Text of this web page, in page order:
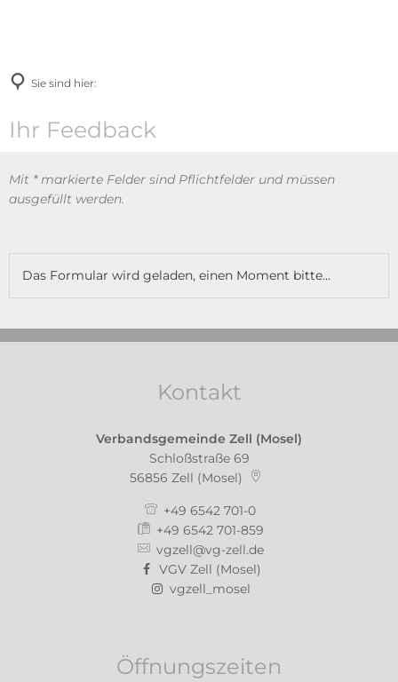
Sie sind hier:
Feedback
Ihr Feedback
Mit * markierte Felder sind Pflichtfelder und müssen
ausgefüllt werden.
Das Formular wird geladen, einen Moment bitte…
Kontakt
Verbandsgemeinde Zell (Mosel)
Schloßstraße 69
56856 Zell (Mosel)
+49 6542 701-0
+49 6542 701-859
vgzell@vg-zell.de
VGV Zell (Mosel)
vgzell_mosel
Öffnungszeiten